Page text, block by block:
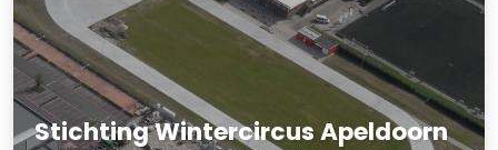
Stichting Wintercircus Apeldoorn